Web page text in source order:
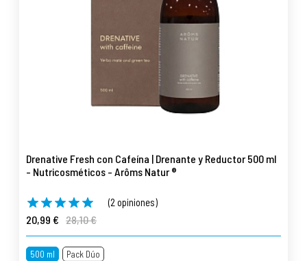
Drenative Fresh con Cafeína | Drenante y Reductor 500 ml
- Nutricosméticos - Arôms Natur ®
(2 opiniones)
20,99 € 28,10 €
500 ml Pack Dúo